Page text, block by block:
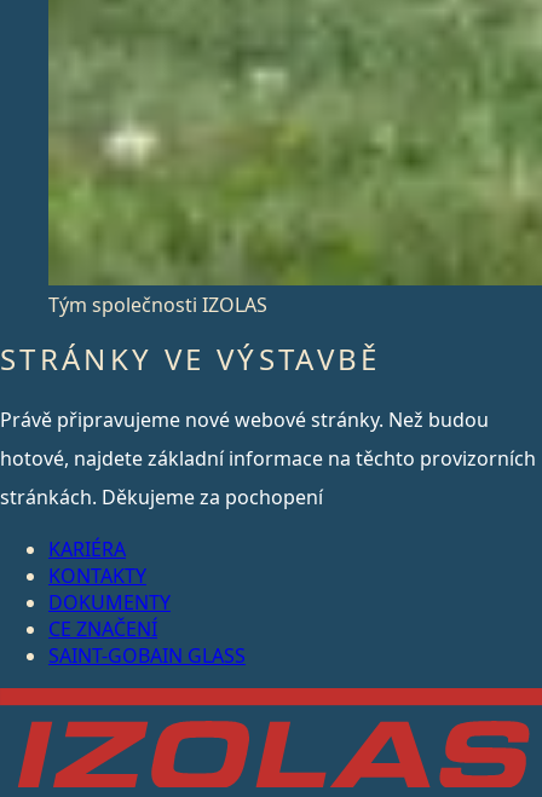
Tým společnosti IZOLAS
STRÁNKY VE VÝSTAVBĚ
Právě připravujeme nové webové stránky. Než budou
hotové, najdete základní informace na těchto provizorních
stránkách. Děkujeme za pochopení
KARIÉRA
KONTAKTY
DOKUMENTY
CE ZNAČENÍ
SAINT-GOBAIN GLASS